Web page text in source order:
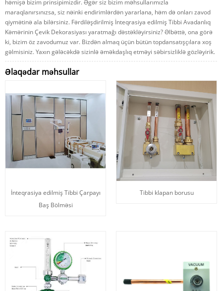
həmişə bizim prinsipimizdir. Əgər siz bizim məhsullarımızla
maraqlanırsınızsa, siz nəinki endirimlərdən yararlana, həm də onları zavod
qiymətinə ala bilərsiniz. Fərdiləşdirilmiş İnteqrasiya edilmiş Tibbi Avadanlıq
Kəmərinin Çevik Dekorasiyası yaratmağı dəstəkləyirsiniz? Əlbəttə, ona görə
ki, bizim öz zavodumuz var. Bizdən almaq üçün bütün topdansatışçılara xoş
gəlmisiniz. Yaxın gələcəkdə sizinlə əməkdaşlıq etməyi səbirsizliklə gözləyirik.
Əlaqədar məhsullar
İnteqrasiya edilmiş Tibbi Çarpayı
Baş Bölməsi
Tibbi klapan borusu